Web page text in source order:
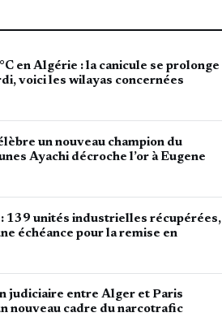
en Algérie : la canicule se prolonge
voici les wilayas concernées
un nouveau champion du
Ayachi décroche l’or à Eugene
139 unités industrielles récupérées,
échéance pour la remise en
judiciaire entre Alger et Paris
nouveau cadre du narcotrafic